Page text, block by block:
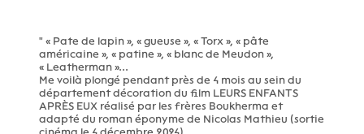
" « Pate de lapin », « gueuse », « Torx », « pâte
américaine », « patine », « blanc de Meudon »,
« Leatherman »...
Me voilà plongé pendant près de 4 mois au sein du
département décoration du film LEURS ENFANTS
APRÈS EUX réalisé par les frères Boukherma et
adapté du roman éponyme de Nicolas Mathieu (sortie